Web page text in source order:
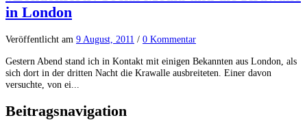
in London
Veröffentlicht am 9 August, 2011 / 0 Kommentar
Gestern Abend stand ich in Kontakt mit einigen Bekannten aus London, als
sich dort in der dritten Nacht die Krawalle ausbreiteten. Einer davon
versuchte, von ei...
Beitragsnavigation